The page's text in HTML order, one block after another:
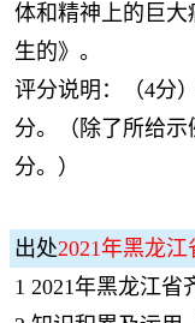
体和精神上的巨
生的》。
评分说明：（4分
分。（除了所给
分。）
出处2021年黑龙
1 2021年黑龙江省